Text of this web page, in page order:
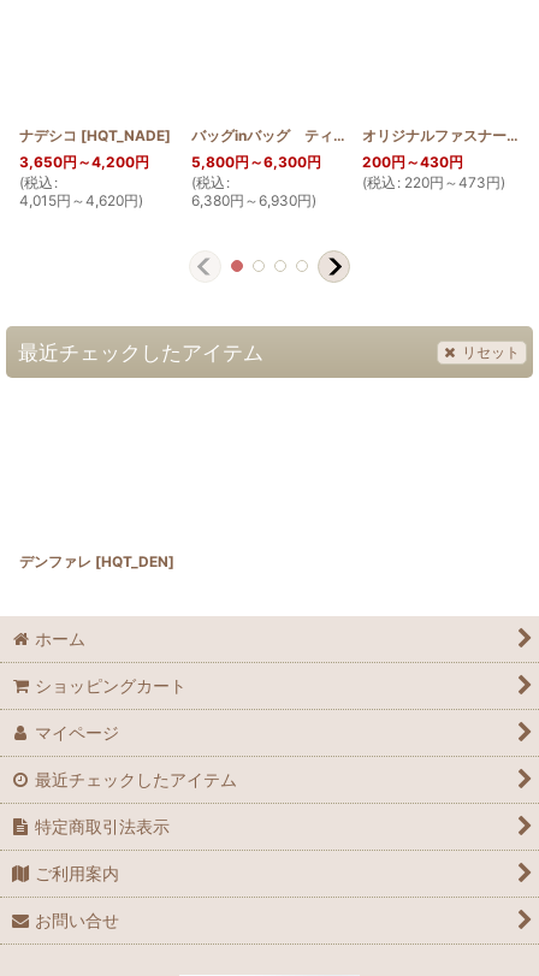
ナデシコ [HQT_NADE]
3,650円 ～4,200円
(税込 :
4,015円 ～4,620円)
バッグinバッグ ティアレ スクロールデザイン [
5,800円 ～6,300円
(税込 :
6,380円 ～6,930円)
オリジナルファスナーチャーム付き エンゼルストランペット
200円 ～430円
(税込 : 220円 ～473円)
最近チェックしたアイテム リセット
デンファレ [HQT_DEN]
ホーム
ショッピングカート
マイページ
最近チェックしたアイテム
特定商取引法表示
ご利用案内
お問い合せ